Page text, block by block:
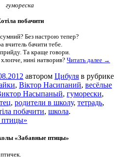
гумореска
побачити
Без настрою тепер?
вчитель бачити тебе.
Та краще говори.
нині натворив? Читать далее →
автором Цибуля в рубрике
, Віктор Насипаний, весёлые
Насыпаный, гуморески,
, родители в школу, тетрадь,
побачити, школа.
птицы»
«Забавные птицы»